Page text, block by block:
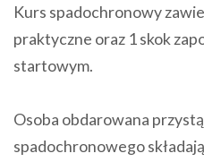
Kurs spadochronowy
praktyczne oraz 1 skok
startowym.
Osoba obdarowana
spadochronowego